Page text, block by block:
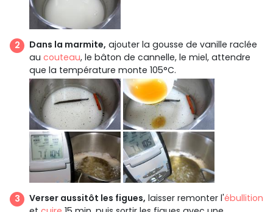
Dans la marmite, ajouter la gousse de vanille raclée
au couteau, le bâton de cannelle, le miel, attendre
que la température monte 105°C.
Verser aussitôt les figues, laisser remonter l'ébullition